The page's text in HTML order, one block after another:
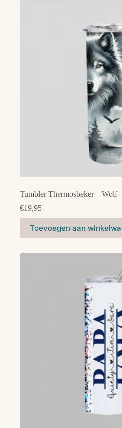
Tumbler Thermosbeker – Wolf
€19,95
Toevoegen aan